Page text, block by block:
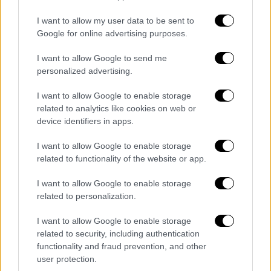
I want to allow my user data to be sent to
Google for online advertising purposes.
I want to allow Google to send me
personalized advertising.
I want to allow Google to enable storage
related to analytics like cookies on web or
device identifiers in apps.
I want to allow Google to enable storage
related to functionality of the website or app.
I want to allow Google to enable storage
related to personalization.
I want to allow Google to enable storage
related to security, including authentication
functionality and fraud prevention, and other
user protection.
|23.01.2025 17:53
Τέλος η βενζίνη σε όσους οδηγούς
μηχανής δεν φορούν κράνος: Τι